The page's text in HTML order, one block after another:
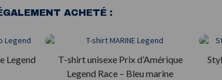
ACHETÉ :
Legend
T-shirt unisexe Prix d’Amérique
Legend Race – Bleu marine